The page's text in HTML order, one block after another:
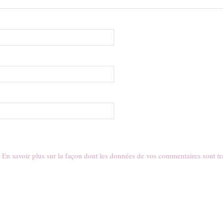
En savoir plus sur la façon dont les données de vos commentaires sont